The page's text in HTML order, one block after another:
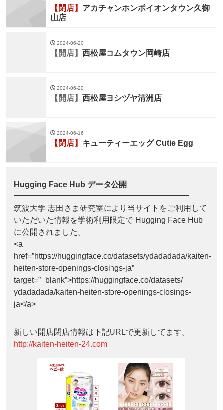
【閉店】 アカチャンホンポイオンタウン久御
山店
2024-06-20
【開店】 西松屋コムタウン岡崎店
2024-06-20
【開店】 西松屋ヨシヅヤ清洲店
2024-06-16
【閉店】 キューティーエッグ Cutie Egg
Hugging Face Hub データ公開
筑波大学 志田さま研究室により当サイトをご利用して
いただいた情報を学術利用限定で Hugging Face Hub
に公開されました。
<a
href=”https://huggingface.co/datasets/ydadadada/kaiten-
heiten-store-openings-closings-ja”
target=”_blank”>https://huggingface.co/datasets/
ydadadada/kaiten-heiten-store-openings-closings-
ja</a>
新しい開店閉店情報は下記URLで更新してます。
http://kaiten-heiten-24.com